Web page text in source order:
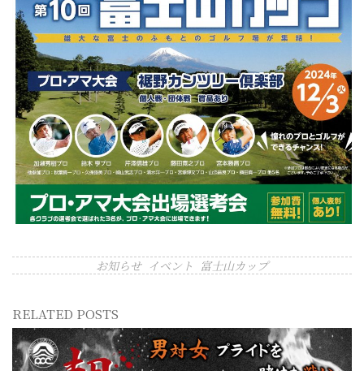
お知らせ イベント 富士山カップ
RELATED POSTS